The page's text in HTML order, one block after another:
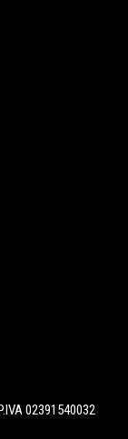
02391540032